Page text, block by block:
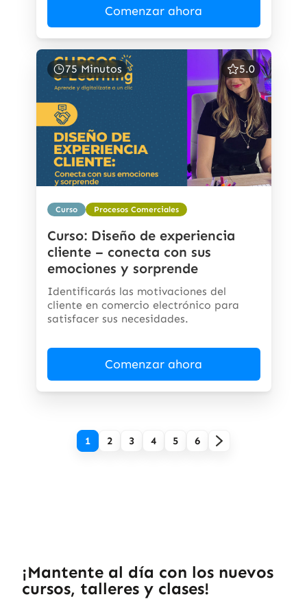
Comenzar ahora
75 Minutos 5.0
Curso Procesos Comerciales
Curso: Diseño de experiencia
cliente – conecta con sus
emociones y sorprende
Identificarás las motivaciones del
cliente en comercio electrónico para
satisfacer sus necesidades.
Comenzar ahora
1 2 3 4 5 6
¡Mantente al día con los nuevos
cursos, talleres y clases!